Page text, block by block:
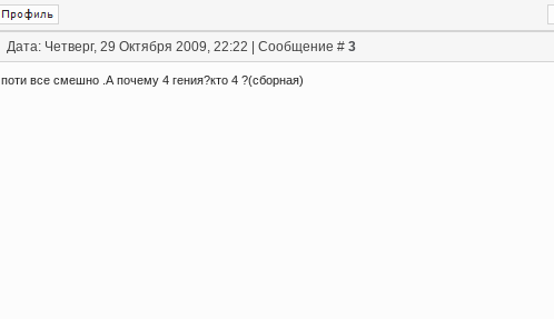
Дата: Четверг, 29 Октября 2009, 22:22 | Сообщение # 3
поти все смешно .А почему 4 гения?кто 4 ?(сборная)